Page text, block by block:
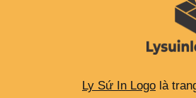
Ly Sứ In Logo là